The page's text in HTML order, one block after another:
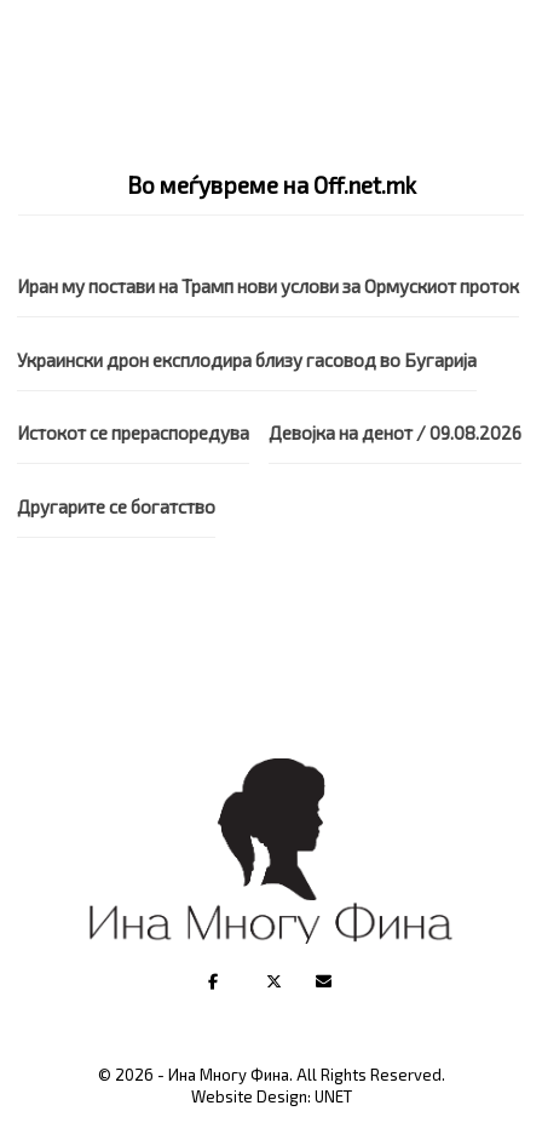
Во меѓувреме на Off.net.mk
Иран му постави на Трамп нови услови за Ормускиот проток
Украински дрон експлодира близу гасовод во Бугарија
Истокот се прераспоредува Девојка на денот / 09.08.2026
Другарите се богатство
© 2026 - Ина Многу Фина. All Rights Reserved.
Website Design: UNET